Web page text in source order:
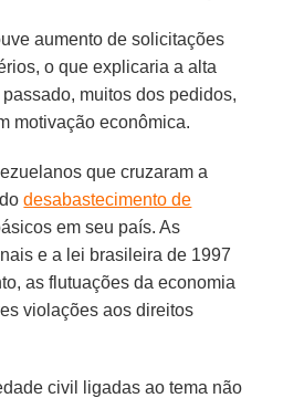
aumento de solicitações
o que explicaria a alta
muitos dos pedidos,
motivação econômica.
que cruzaram a
dodesabastecimento de
em seu país. As
e a lei brasileira de 1997
as flutuações da economia
violações aos direitos
civil ligadas ao tema não